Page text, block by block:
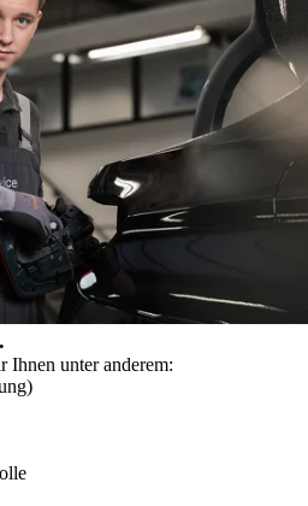
Ihnen unter anderem: